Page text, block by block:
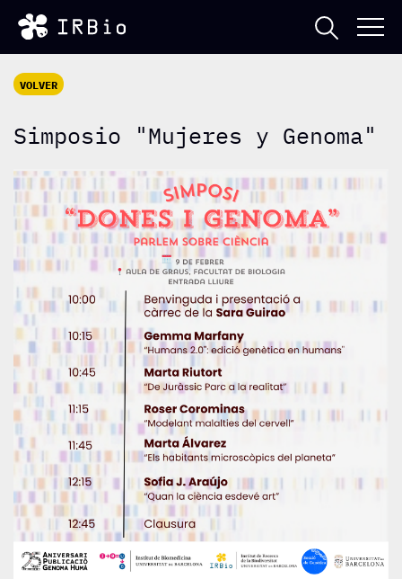
VOLVER
Simposio "Mujeres y Genoma"